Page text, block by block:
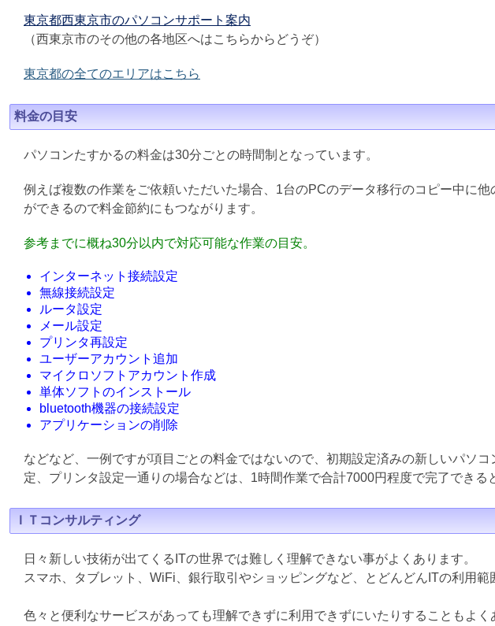
東京都西東京市のパソコンサポート案内
（西東京市のその他の各地区へはこちらからどうぞ）
東京都の全てのエリアはこちら
料金の目安
パソコンたすかるの料金は30分ごとの時間制となっています。
例えば複数の作業をご依頼いただいた場合、1台のPCのデータ移行のコピー中に
ができるので料金節約にもつながります。
参考までに概ね30分以内で対応可能な作業の目安。
インターネット接続設定
無線接続設定
ルータ設定
メール設定
プリンタ再設定
ユーザーアカウント追加
マイクロソフトアカウント作成
単体ソフトのインストール
bluetooth機器の接続設定
アプリケーションの削除
などなど、一例ですが項目ごとの料金ではないので、初期設定済みの新しいパソ
定、プリンタ設定一通りの場合などは、1時間作業で合計7000円程度で完了できる
ＩＴコンサルティング
日々新しい技術が出てくるITの世界では難しく理解できない事がよくあります。
スマホ、タブレット、WiFi、銀行取引やショッピングなど、とどんどんITの利用範
色々と便利なサービスがあっても理解できずに利用できずにいたりすることもよく